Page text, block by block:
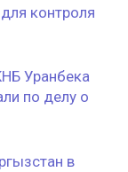
контроля
Уранбека
по делу о
в